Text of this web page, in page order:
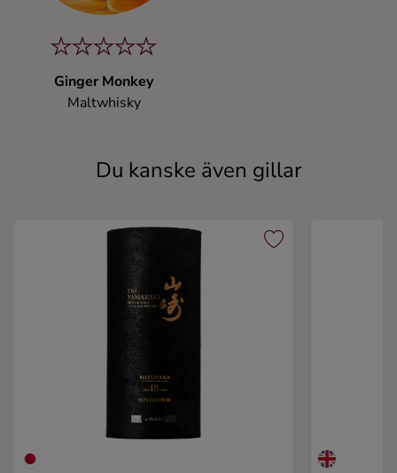
Ginger Monkey
Maltwhisky
Du kanske även gillar